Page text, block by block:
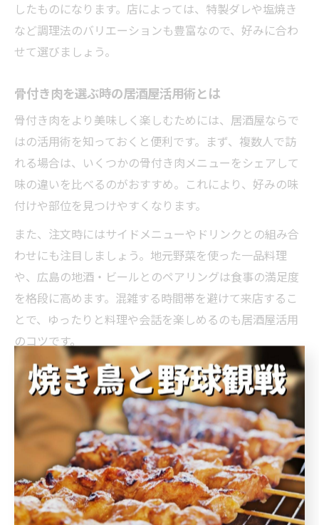
したものになります。店によっては、特製ダレや塩焼き
など調理法のバリエーションも豊富なので、好みに合わ
せて選びましょう。
骨付き肉を選ぶ時の居酒屋活用術とは
骨付き肉をより美味しく楽しむためには、居酒屋ならで
はの活用術を知っておくと便利です。まず、複数人で訪
れる場合は、いくつかの骨付き肉メニューをシェアして
味の違いを比べるのがおすすめ。これにより、好みの味
付けや部位を見つけやすくなります。
また、注文時にはサイドメニューやドリンクとの組み合
わせにも注目しましょう。地元野菜を使った一品料理
や、広島の地酒・ビールとのペアリングは食事の満足度
を格段に高めます。混雑する時間帯を避けて来店するこ
とで、ゆったりと料理や会話を楽しめるのも居酒屋活用
のコツです。
さらに、口コミやレビューを事前にチェックし、人気メ
ニューやおすすめの注文方法を参考にすることで失敗を
防げます。初めての方は店員に相談するのも安心です。
こうした工夫を取り入れて、広島市西区の居酒屋で骨付
き肉を存分に味わいましょう。
居酒屋の骨付き肉に魅了される理